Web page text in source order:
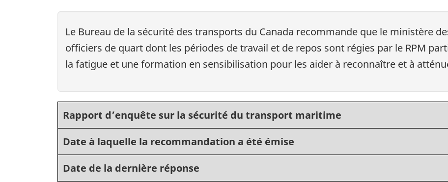
Le Bureau de la sécurité des transports du Canada recommande que le ministère
officiers de quart dont les périodes de travail et de repos sont régies par le RPM
la fatigue et une formation en sensibilisation pour les aider à reconnaître et à
Rapport d’enquête sur la sécurité du transport maritime
Date à laquelle la recommandation a été émise
Date de la dernière réponse